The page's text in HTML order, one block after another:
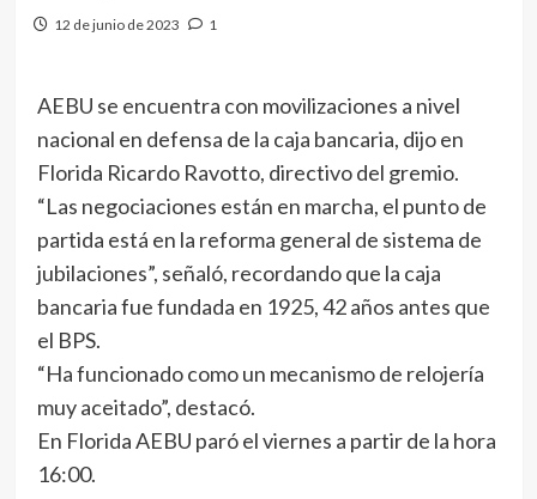
12 de junio de 2023 1
AEBU se encuentra con movilizaciones a nivel
nacional en defensa de la caja bancaria, dijo en
Florida Ricardo Ravotto, directivo del gremio.
“Las negociaciones están en marcha, el punto de
partida está en la reforma general de sistema de
jubilaciones”, señaló, recordando que la caja
bancaria fue fundada en 1925, 42 años antes que
el BPS.
“Ha funcionado como un mecanismo de relojería
muy aceitado”, destacó.
En Florida AEBU paró el viernes a partir de la hora
16:00.